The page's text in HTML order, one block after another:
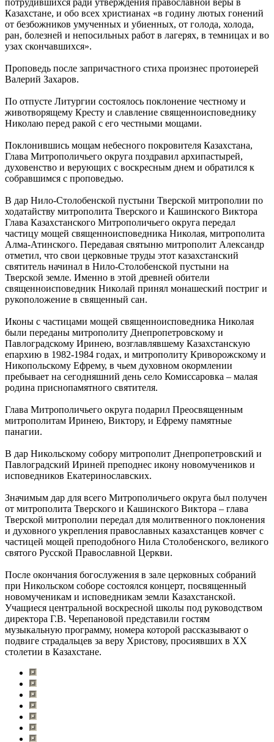
Казахстане, и обо всех христианах «в годину лютых гонений
от безбожников умученных и убиенных, от голода, холода,
ран, болезней и непосильных работ в лагерях, в темницах и во
узах скончавшихся».
Проповедь после запричастного стиха произнес протоиерей
Валерий Захаров.
По отпусте Литургии состоялось поклонение честному и
животворящему Кресту и славление священноисповеднику
Николаю перед ракой с его честными мощами.
Поклонившись мощам небесного покровителя Казахстана,
Глава Митрополичьего округа поздравил архипастырей,
духовенство и верующих с воскресным днем и обратился к
собравшимся с проповедью.
В дар Нило-Столобенской пустыни Тверской митрополии по
ходатайству митрополита Тверского и Кашинского Виктора
Глава Казахстанского Митрополичьего округа передал
частицу мощей священноисповедника Николая, митрополита
Алма-Атинского. Передавая святыню митрополит Александр
отметил, что свои церковные труды этот казахстанский
святитель начинал в Нило-Столобенской пустыни на
Тверской земле. Именно в этой древней обители
священноисповедник Николай принял монашеский постриг и
рукоположение в священный сан.
Иконы с частицами мощей священноисповедника Николая
были переданы митрополиту Днепропетровскому и
Павлоградскому Иринею, возглавлявшему Казахстанскую
епархию в 1982-1984 годах, и митрополиту Криворожскому и
Никопольскому Ефрему, в чьем духовном окормлении
пребывает на сегодняшний день село Комиссаровка – малая
родина приснопамятного святителя.
Глава Митрополичьего округа подарил Преосвященным
митрополитам Иринею, Виктору, и Ефрему памятные
панагии.
В дар Никольскому собору митрополит Днепропетровский и
Павлоградский Ириней преподнес икону новомучеников и
исповедников Екатеринославских.
Значимым дар для всего Митрополичьего округа был получен
от митрополита Тверского и Кашинского Виктора – глава
Тверской митрополии передал для молитвенного поклонения
и духовного укрепления православных казахстанцев ковчег с
частицей мощей преподобного Нила Столобенского, великого
святого Русской Православной Церкви.
После окончания богослужения в зале церковных собраний
при Никольском соборе состоялся концерт, посвященный
новомученикам и исповедникам земли Казахстанской.
Учащиеся центральной воскресной школы под руководством
директора Г.В. Черепановой представили гостям
музыкальную программу, номера которой рассказывают о
подвиге страдальцев за веру Христову, просиявших в ХХ
столетии в Казахстане.